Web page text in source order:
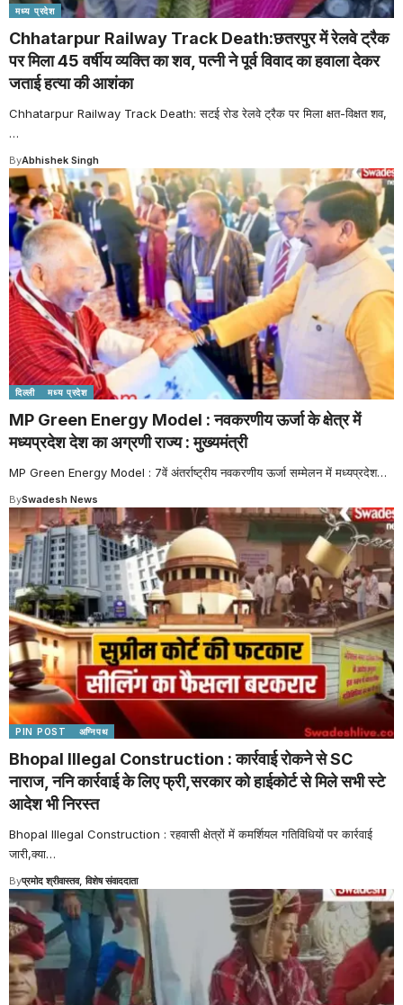
मध्य प्रदेश
Chhatarpur Railway Track Death:छतरपुर में रेलवे ट्रैक
पर मिला 45 वर्षीय व्यक्ति का शव, पत्नी ने पूर्व विवाद का हवाला देकर
जताई हत्या की आशंका
Chhatarpur Railway Track Death: सटई रोड रेलवे ट्रैक पर मिला क्षत-विक्षत शव,
…
ByAbhishek Singh
दिल्ली मध्य प्रदेश
MP Green Energy Model : नवकरणीय ऊर्जा के क्षेत्र में
मध्यप्रदेश देश का अग्रणी राज्य : मुख्यमंत्री
MP Green Energy Model : 7वें अंतर्राष्ट्रीय नवकरणीय ऊर्जा सम्मेलन में मध्यप्रदेश…
BySwadesh News
PIN POST अग्निपथ
Bhopal Illegal Construction : कार्रवाई रोकने से SC
नाराज, ननि कार्रवाई के लिए फ्री,सरकार को हाईकोर्ट से मिले सभी स्टे
आदेश भी निरस्त
Bhopal Illegal Construction : रहवासी क्षेत्रों में कमर्शियल गतिविधियों पर कार्रवाई
जारी,क्या…
Byप्रमोद श्रीवास्तव, विशेष संवाददाता